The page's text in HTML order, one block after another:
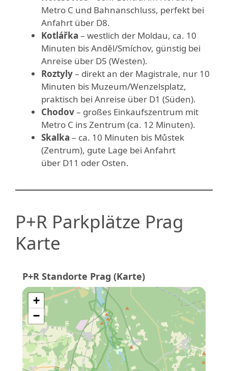
Metro C und Bahnanschluss, perfekt bei
Anfahrt über D8.
Kotlářka – westlich der Moldau, ca. 10
Minuten bis Anděl/Smíchov, günstig bei
Anreise über D5 (Westen).
Roztyly– direkt an der Magistrale, nur 10
Minuten bis Muzeum/Wenzelsplatz,
praktisch bei Anreise über D1 (Süden).
Chodov– großes Einkaufszentrum mit
Metro C ins Zentrum (ca. 12 Minuten).
Skalka – ca. 10 Minuten bis Můstek
(Zentrum), gute Lage bei Anfahrt
über D11 oder Osten.
P+R Parkplätze Prag
Karte
P+R Standorte Prag (Karte)
+
−